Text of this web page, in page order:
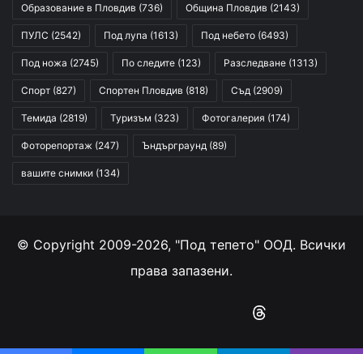
Образование в Пловдив (736) Община Пловдив (2143)
ПУЛС (2542) Под лупа (1613) Под небето (6493)
Под ножа (2745) По следите (123) Разследване (1313)
Спорт (827) Спортен Пловдив (818) Съд (2909)
Темида (2819) Туризъм (323) Фотогалерия (174)
Фоторепортаж (247) Ъндърграунд (89)
вашите снимки (134)
© Copyright 2009-2026, "Под тепето" ООД. Всички
права запазени.
Instagram
RSS